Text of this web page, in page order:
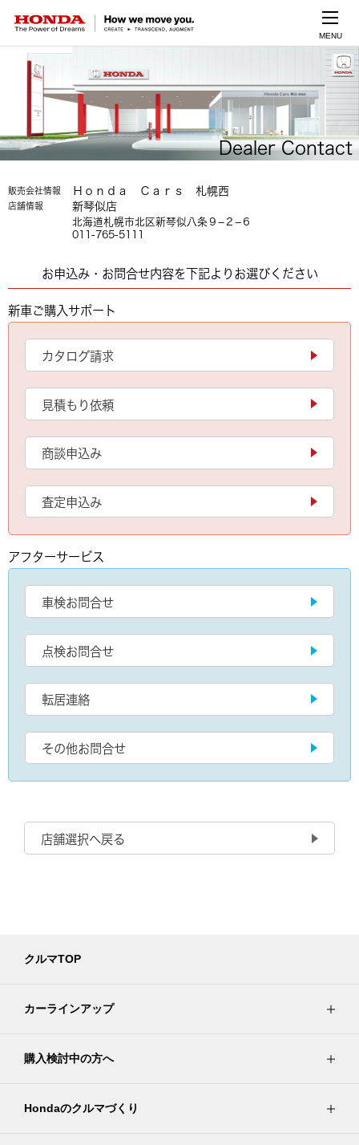
MENU
Dealer Contact
販売会社情報 Ｈｏｎｄａ Ｃａｒｓ 札幌西
店舗情報 新琴似店
北海道札幌市北区新琴似八条９−２−６
011-765-5111
お申込み・お問合せ内容を下記よりお選びください
新車ご購入サポート
カタログ請求
見積もり依頼
商談申込み
査定申込み
アフターサービス
車検お問合せ
点検お問合せ
転居連絡
その他お問合せ
店舗選択へ戻る
クルマTOP
カーラインアップ
購入検討中の方へ
Hondaのクルマづくり